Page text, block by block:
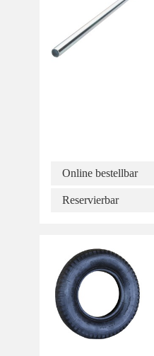
Online bestellbar
Reservierbar